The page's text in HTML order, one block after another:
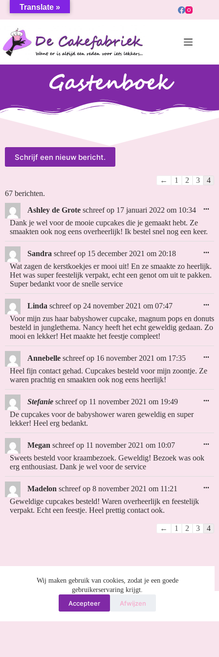
Wij maken gebruik van cookies, zodat je een goede
gebruikerservaring krijgt.
Accepteer Afwijzen
Gastenboek
← 1 2 3
4
67 berichten.
Ashley de Grote schreef op 17 januari 2022 om 10:34
Dank je wel voor de mooie cupcakes die je gemaakt hebt. Ze
smaakten ook nog eens overheerlijk! Ik bestel snel nog een keer.
...
Sandra schreef op 15 december 2021 om 20:18
Wat zagen de kerstkoekjes er mooi uit! En ze smaakte zo heerlijk.
Het was super feestelijk verpakt, echt een genot om uit te pakken.
Super bedankt voor de snelle service
...
Linda schreef op 24 november 2021 om 07:47
Voor mijn zus haar babyshower cupcake, magnum pops en donuts
besteld in junglethema. Nancy heeft het echt geweldig gedaan. Zo
mooi en lekker! Het maakte het feestje compleet!
...
Annebelle schreef op 16 november 2021 om 17:35
Heel fijn contact gehad. Cupcakes besteld voor mijn zoontje. Ze
waren prachtig en smaakten ook nog eens heerlijk!
...
Stefanie schreef op 11 november 2021 om 19:49
De cupcakes voor de babyshower waren geweldig en super
lekker! Heel erg bedankt.
...
Megan schreef op 11 november 2021 om 10:07
Sweets besteld voor kraambezoek. Geweldig! Bezoek was ook
erg enthousiast. Dank je wel voor de service
...
Madelon schreef op 8 november 2021 om 11:21
Geweldige cupcakes besteld! Waren overheerlijk en feestelijk
verpakt. Echt een feestje. Heel prettig contact ook.
...
← 1 2 3 4
Translate »